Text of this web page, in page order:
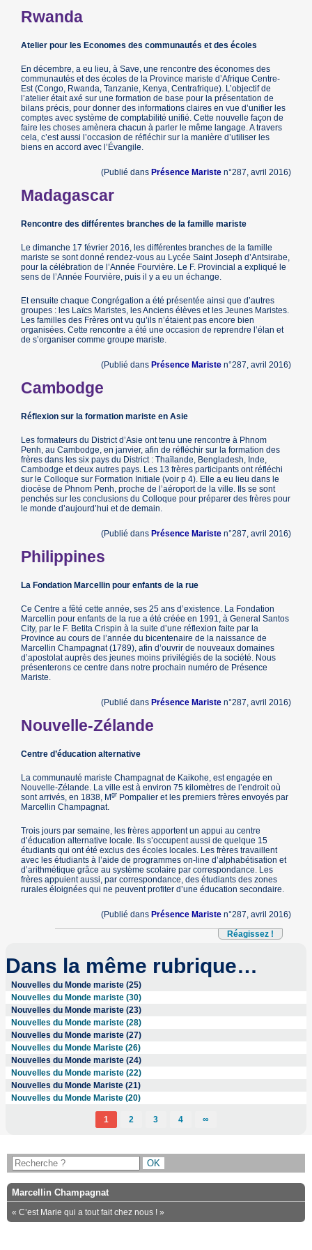
Rwanda
Atelier pour les Economes des communautés et des écoles
En décembre, a eu lieu, à Save, une rencontre des économes des
communautés et des écoles de la Province mariste d’Afrique Centre-
Est (Congo, Rwanda, Tanzanie, Kenya, Centrafrique). L’objectif de
l’atelier était axé sur une formation de base pour la présentation de
bilans précis, pour donner des informations claires en vue d’unifier les
comptes avec système de comptabilité unifié. Cette nouvelle façon de
faire les choses amènera chacun à parler le même langage. A travers
cela, c’est aussi l’occasion de réfléchir sur la manière d’utiliser les
biens en accord avec l’Évangile.
(Publié dans Présence Maristen°287, avril 2016)
Madagascar
Rencontre des différentes branches de la famille mariste
Le dimanche 17 février 2016, les différentes branches de la famille
mariste se sont donné rendez-vous au Lycée Saint Joseph d’Antsirabe,
pour la célébration de l’Année Fourvière. Le F. Provincial a expliqué le
sens de l’Année Fourvière, puis il y a eu un échange.
Et ensuite chaque Congrégation a été présentée ainsi que d’autres
groupes : les Laïcs Maristes, les Anciens élèves et les Jeunes Maristes.
Les familles des Frères ont vu qu’ils n’étaient pas encore bien
organisées. Cette rencontre a été une occasion de reprendre l’élan et
de s’organiser comme groupe mariste.
(Publié dans Présence Maristen°287, avril 2016)
Cambodge
Réflexion sur la formation mariste en Asie
Les formateurs du District d’Asie ont tenu une rencontre à Phnom
Penh, au Cambodge, en janvier, afin de réfléchir sur la formation des
frères dans les six pays du District : Thaïlande, Bengladesh, Inde,
Cambodge et deux autres pays. Les 13 frères participants ont réfléchi
sur le Colloque sur Formation Initiale (voir p 4). Elle a eu lieu dans le
diocèse de Phnom Penh, proche de l’aéroport de la ville. Ils se sont
penchés sur les conclusions du Colloque pour préparer des frères pour
le monde d’aujourd’hui et de demain.
(Publié dans Présence Maristen°287, avril 2016)
Philippines
La Fondation Marcellin pour enfants de la rue
Ce Centre a fêté cette année, ses 25 ans d’existence. La Fondation
Marcellin pour enfants de la rue a été créée en 1991, à General Santos
City, par le F. Betita Crispin à la suite d’une réflexion faite par la
Province au cours de l’année du bicentenaire de la naissance de
Marcellin Champagnat (1789), afin d’ouvrir de nouveaux domaines
d’apostolat auprès des jeunes moins privilégiés de la société. Nous
présenterons ce centre dans notre prochain numéro de Présence
Mariste.
(Publié dans Présence Maristen°287, avril 2016)
Nouvelle-Zélande
Centre d’éducation alternative
La communauté mariste Champagnat de Kaikohe, est engagée en
Nouvelle-Zélande. La ville est à environ 75 kilomètres de l’endroit où
sont arrivés, en 1838, Mgr Pompalier et les premiers frères envoyés par
Marcellin Champagnat.
Trois jours par semaine, les frères apportent un appui au centre
d’éducation alternative locale. Ils s’occupent aussi de quelque 15
étudiants qui ont été exclus des écoles locales. Les frères travaillent
avec les étudiants à l’aide de programmes on-line d’alphabétisation et
d’arithmétique grâce au système scolaire par correspondance. Les
frères appuient aussi, par correspondance, des étudiants des zones
rurales éloignées qui ne peuvent profiter d’une éducation secondaire.
(Publié dans Présence Maristen°287, avril 2016)
Réagissez !
Dans la même rubrique…
Nouvelles du Monde mariste (25)
Nouvelles du Monde mariste (30)
Nouvelles du Monde mariste (23)
Nouvelles du Monde mariste (28)
Nouvelles du Monde mariste (27)
Nouvelles du Monde Mariste (26)
Nouvelles du Monde mariste (24)
Nouvelles du Monde mariste (22)
Nouvelles du Monde Mariste (21)
Nouvelles du Monde Mariste (20)
1 2 3 4 ∞
Marcellin Champagnat
« C’est Marie qui a tout fait chez nous ! »